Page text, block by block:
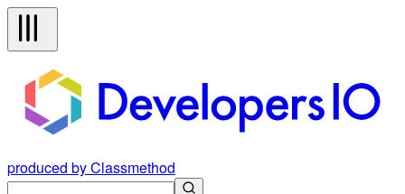
produced by Classmethod